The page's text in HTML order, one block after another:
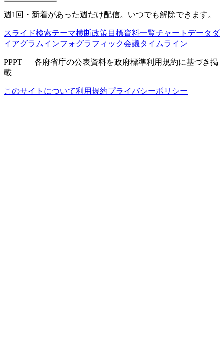
週1回・新着があった週だけ配信。いつでも解除できます。
スライド検索テーマ横断政策目標資料一覧チャートデータ ダ
イアグラムインフォグラフィック会議タイムライン
PPPT — 各府省庁の公表資料を政府標準利用規約に基づき掲
載
このサイトについて利用規約プライバシーポリシー